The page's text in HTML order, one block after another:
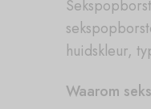
huidskleur,
Waarom